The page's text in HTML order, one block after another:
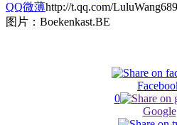
QQ微薄http://t.qq.com/LuluWang689
图片：Boekenkast.BE
0
Google